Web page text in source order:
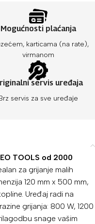
Mogućnosti plaćanja
karticama (na rate),
virmanom
servis uređaja
servis za sve uređaje
TOOLS od 2000
za grijanje malih
120 mm x 500 mm,
Uređaj radi na
grijanja: 800 W, 1200
snage vašim